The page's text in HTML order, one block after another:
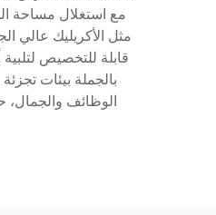
مع استغلال مساحة
مثل الأكريليك عالي
بالجملة بيئات
الوظائف والجمال،